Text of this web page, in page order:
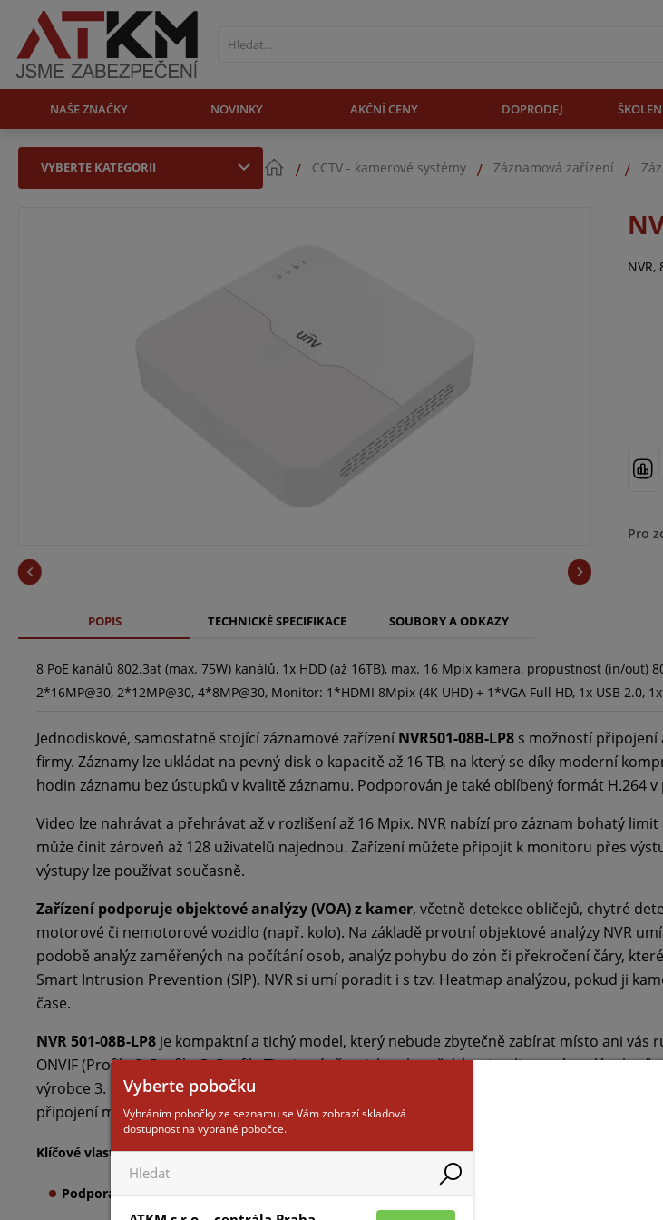
NAŠE ZNAČKY NOVINKY AKČNÍ CENY DOPRODEJ
VYBERTE KATEGORII CCTV - kamerové systémy Záznamová zařízení
NVR,
Pro
POPIS TECHNICKÉ SPECIFIKACE SOUBORY A ODKAZY
8 PoE kanálů 802.3at (max. 75W) kanálů, 1x HDD (až 16TB), max. 16 Mpix kamera, propustnost (in/out)
2*16MP@30, 2*12MP@30, 4*8MP@30, Monitor: 1*HDMI 8Mpix (4K UHD) + 1*VGA Full HD, 1x USB 2.0,
Jednodiskové, samostatně stojící záznamové zařízeníNVR501-08B-LP8 s možností připojení
firmy. Záznamy lze ukládat na pevný disk o kapacitě až 16 TB, na který se díky moderní
hodin záznamu bez ústupků v kvalitě záznamu. Podporován je také oblíbený formát H.264
Video lze nahrávat a přehrávat až v rozlišení až 16 Mpix. NVR nabízí pro záznam bohatý
může činit zároveň až 128 uživatelů najednou. Zařízení můžete připojit k monitoru přes
výstupy lze používat současně.
Zařízení podporuje objektové analýzy (VOA) z kamer, včetně detekce obličejů, chytré
motorové či nemotorové vozidlo (např. kolo). Na základě prvotní objektové analýzy NVR
podobě analýz zaměřených na počítání osob, analýz pohybu do zón či překročení čáry,
Smart Intrusion Prevention (SIP). NVR si umí poradit i s tzv. Heatmap analýzou, pokud ji
čase.
NVR 501-08B-LP8 je kompaktní a tichý model, který nebude zbytečně zabírat místo ani
ONVIF (Profile S, Profile G, Profile T), nicméně z nich nelze přebírat inteligentní analýzy
výrobce 3. stran. Připraveno je také síťové rozhraní Ethernet (RJ-45) pro připojení do
připojení myši nebo vložení flash disku pro předání záznamu policii. Pro snadnější správu
Klíčové vlastnosti:
Podpora objektových analýz (VOA) z kamer: Detekce obličejů, Chytrá detekce pohybu = rozlišení
Vyberte pobočku
Vybráním pobočky ze seznamu se Vám zobrazí skladová
dostupnost na vybrané pobočce.